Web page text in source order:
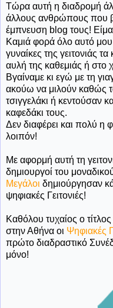
Τώρα αυτή η διαδρομή
άλλους ανθρώπους που
έμπνευση blog τους!
Καμιά φορά όλο αυτό μου
γυναίκες της γειτονιάς
αυλή της καθεμιάς ή στο
Βγαίναμε κι εγώ με τη
ακούω να μιλούν καθώς
τσιγγελάκι ή κεντούσαν
καφεδάκι τους.
Δεν διαφέρει και πολύ η
λοιπόν!
Με αφορμή αυτή τη
δημιουργοί του
Μεγάλοι δημιούργησαν
ψηφιακές Γειτονιές!
Καθόλου τυχαίος ο
στην Αθήνα οι Ψηφιακές
πρώτο διαδραστικό
μόνο!